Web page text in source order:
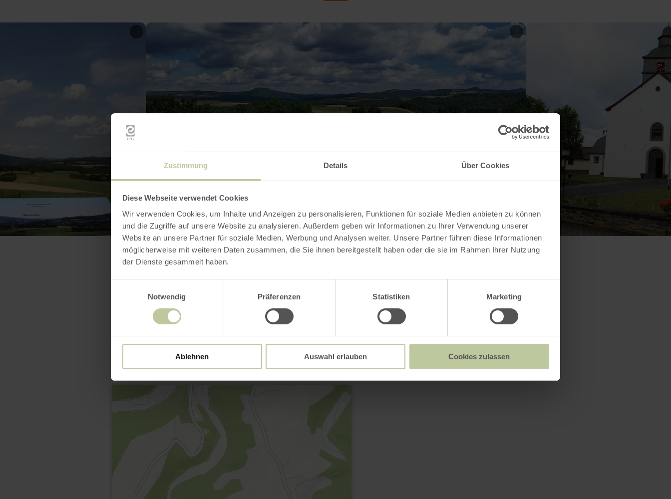
Zustimmung Details Über Cookies
Diese Webseite verwendet Cookies
Wir verwenden Cookies, um Inhalte und Anzeigen zu personalisieren, Funktionen für soziale Medien anbieten zu können
und die Zugriffe auf unsere Website zu analysieren. Außerdem geben wir Informationen zu Ihrer Verwendung unserer
Website an unsere Partner für soziale Medien, Werbung und Analysen weiter. Unsere Partner führen diese Informationen
möglicherweise mit weiteren Daten zusammen, die Sie ihnen bereitgestellt haben oder die sie im Rahmen Ihrer Nutzung
der Dienste gesammelt haben.
Notwendig
Präferenzen Statistiken Marketing
Ablehnen Auswahl erlauben Cookies zulassen
Contact